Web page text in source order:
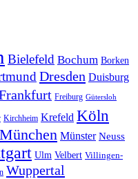
Bielefeld Bochum Borken
Dresden Duisburg
Freiburg Gütersloh
Kirchheim Krefeld Köln
München Münster Neuss
Ulm Velbert Villingen-
Wuppertal